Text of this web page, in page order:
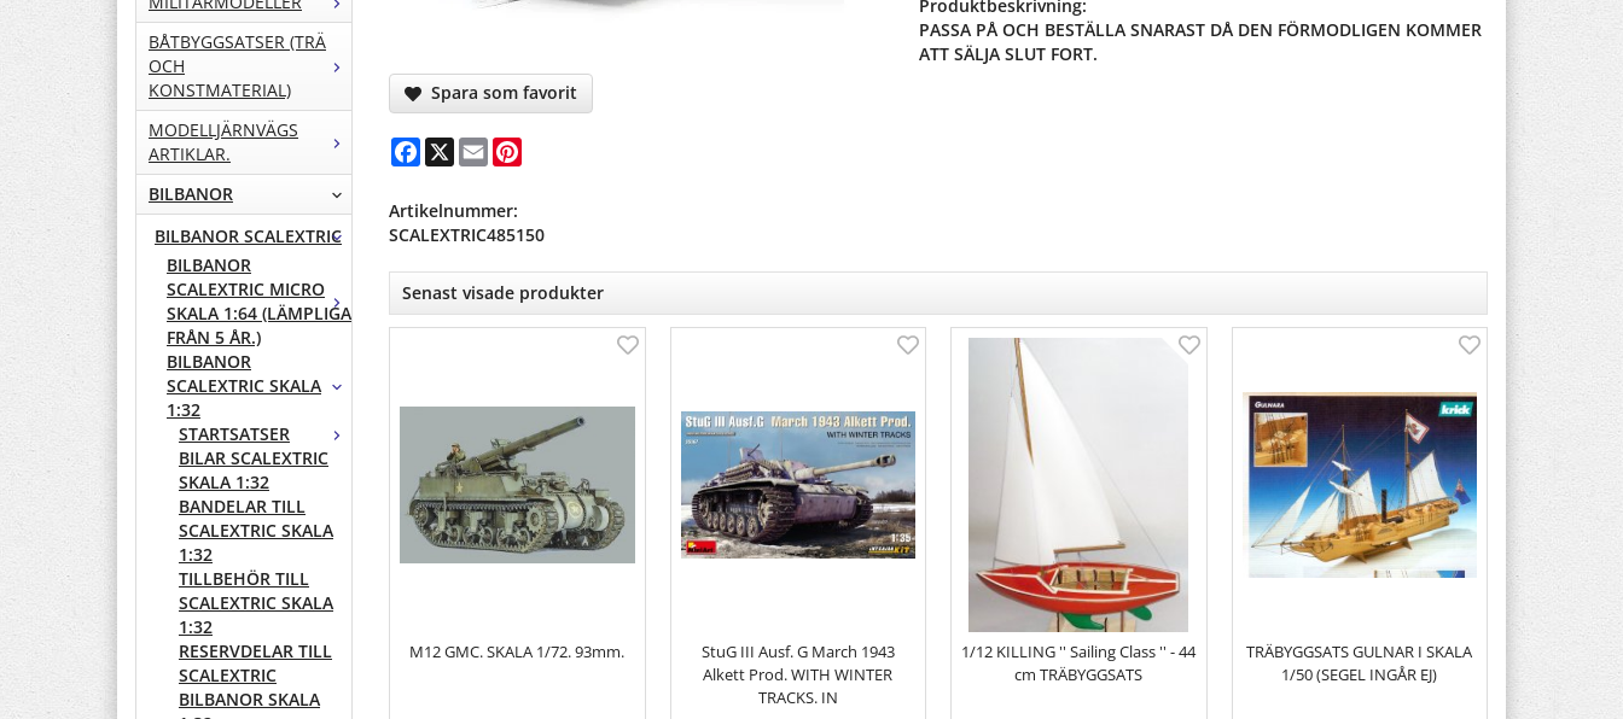
BÅTBYGGSATSER (TRÄ
OCH
KONSTMATERIAL)
MODELLJÄRNVÄGS
ARTIKLAR.
BILBANOR
BILBANOR SCALEXTRIC
BILBANOR
SCALEXTRIC MICRO
SKALA 1:64 (LÄMPLIGA
FRÅN 5 ÅR.)
BILBANOR
SCALEXTRIC SKALA
1:32
STARTSATSER
BILAR SCALEXTRIC
SKALA 1:32
BANDELAR TILL
SCALEXTRIC SKALA
1:32
TILLBEHÖR TILL
SCALEXTRIC SKALA
1:32
RESERVDELAR TILL
SCALEXTRIC
BILBANOR SKALA
Produktbeskrivning:
PASSA PÅ OCH BESTÄLLA SNARAST DÅ DEN FÖRMODLIGEN KOMMER
ATT SÄLJA SLUT FORT.
Spara som favorit
Facebook
X Email
Artikelnummer:
SCALEXTRIC485150
Senast visade produkter
M12 GMC. SKALA 1/72. 93mm.
StuG III Ausf. G March 1943
Alkett Prod. WITH WINTER
TRACKS. IN
1/12 KILLING '' Sailing Class '' - 44
cm TRÄBYGGSATS
TRÄBYGGSATS GULNAR I SKALA
1/50 (SEGEL INGÅR EJ)